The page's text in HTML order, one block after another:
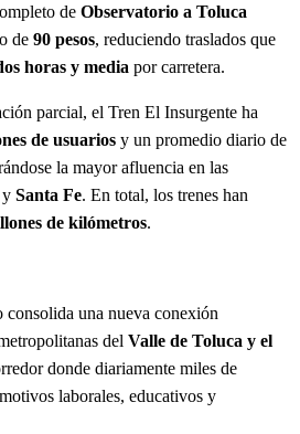
de Observatorio a Toluca
de 90 pesos, reduciendo traslados que
horas y media por carretera.
parcial, el Tren El Insurgente ha
de usuarios y un promedio diario de
la mayor afluencia en las
y Santa Fe. En total, los trenes han
de kilómetros.
una nueva conexión
del Valle de Toluca y el
donde diariamente miles de
laborales, educativos y